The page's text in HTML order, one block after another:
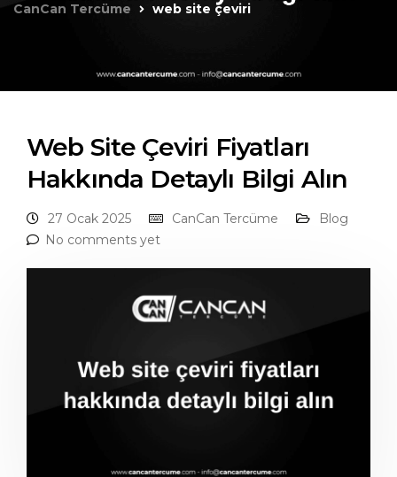
CanCan Tercüme web site çeviri
Web Site Çeviri Fiyatları
Hakkında Detaylı Bilgi Alın
27 Ocak 2025 CanCan Tercüme
Blog
No comments yet